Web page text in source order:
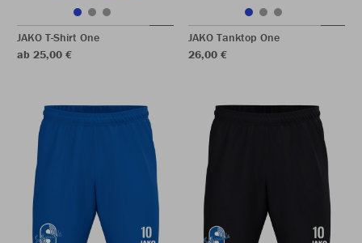
JAKO T-Shirt One
ab 25,00 €
JAKO Tanktop One
26,00 €